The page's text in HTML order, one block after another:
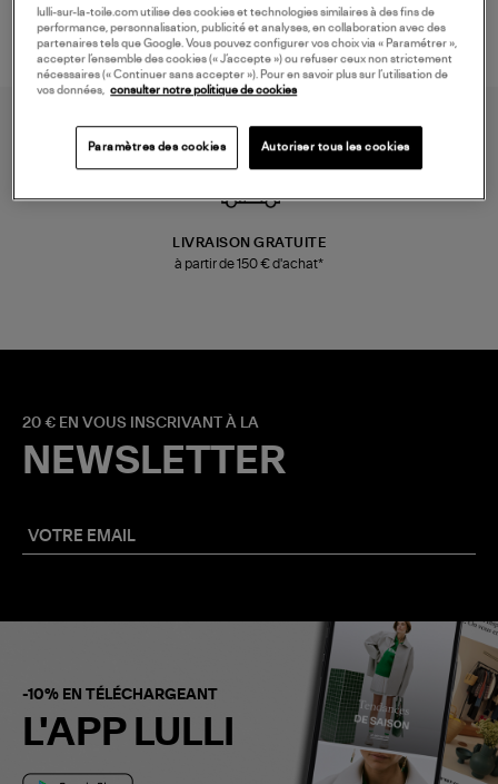
LIVRAISON GRATUITE
à partir de 150 € d'achat*
20 € EN VOUS INSCRIVANT À LA
NEWSLETTER
-10% EN TÉLÉCHARGEANT
L'APP LULLI
lulli-sur-la-toile.com utilise des cookies et technologies similaires à des fins de
performance, personnalisation, publicité et analyses, en collaboration avec des
partenaires tels que Google. Vous pouvez configurer vos choix via « Paramétrer »,
accepter l’ensemble des cookies (« J’accepte ») ou refuser ceux non strictement
nécessaires (« Continuer sans accepter »). Pour en savoir plus sur l’utilisation de
vos données,
consulter notre politique de cookies
Paramètres des cookies Autoriser tous les cookies